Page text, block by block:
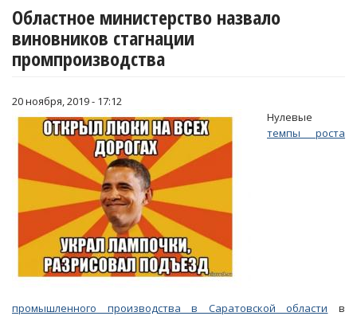
Областное министерство назвало
виновников стагнации
промпроизводства
20 ноября, 2019 - 17:12
Нулевые
темпы роста
промышленного производства в Саратовской области в